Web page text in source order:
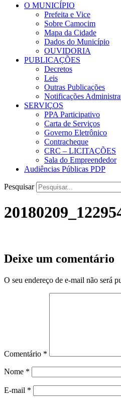
O MUNICÍPIO
Prefeita e Vice
Sobre Camocim
Mapa da Cidade
Dados do Município
OUVIDORIA
PUBLICAÇÕES
Decretos
Leis
Outras Publicações
Notificações
SERVIÇOS
PPA Participativo
Carta de Serviços
Governo Eletrônico
Contracheque
CRC – LICITAÇÕES
Sala do Empreendedor
Audiências Públicas PDP
Pesquisar
Deixe um comentário
O seu endereço de e-mail não será
Comentário *
Nome *
E-mail *